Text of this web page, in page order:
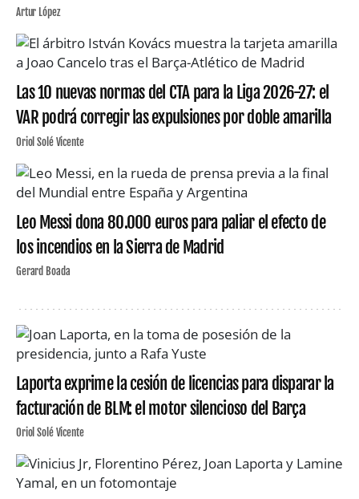
Artur López
Las 10 nuevas normas del CTA para la Liga 2026-27: el
VAR podrá corregir las expulsiones por doble amarilla
Oriol Solé Vicente
Leo Messi dona 80.000 euros para paliar el efecto de
los incendios en la Sierra de Madrid
Gerard Boada
Laporta exprime la cesión de licencias para disparar la
facturación de BLM: el motor silencioso del Barça
Oriol Solé Vicente